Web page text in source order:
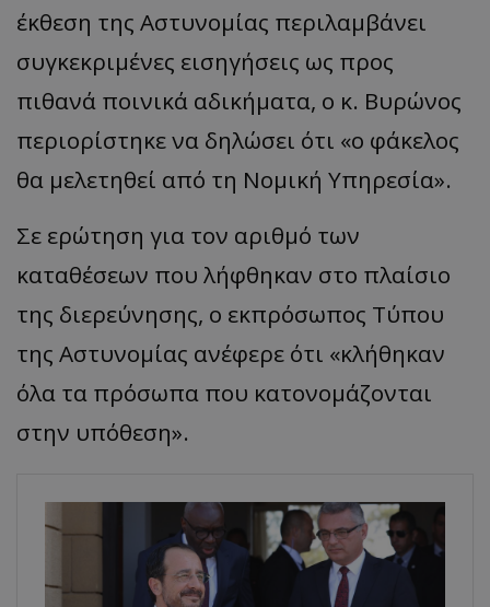
έκθεση της Αστυνομίας περιλαμβάνει
συγκεκριμένες εισηγήσεις ως προς
πιθανά ποινικά αδικήματα, ο κ. Βυρώνος
περιορίστηκε να δηλώσει ότι «ο φάκελος
θα μελετηθεί από τη Νομική Υπηρεσία».
Σε ερώτηση για τον αριθμό των
καταθέσεων που λήφθηκαν στο πλαίσιο
της διερεύνησης, ο εκπρόσωπος Τύπου
της Αστυνομίας ανέφερε ότι «κλήθηκαν
όλα τα πρόσωπα που κατονομάζονται
στην υπόθεση».